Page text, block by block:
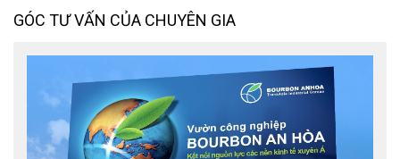
Thi công biển hạn chế tốc độ
Thi công hình nộm, mô hình quảng cáo
GÓC TƯ VẤN CỦA CHUYÊN GIA